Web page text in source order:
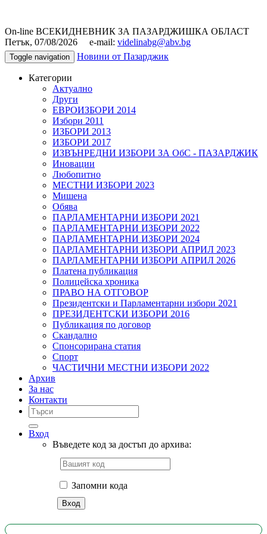
On-line ВСЕКИДНЕВНИК ЗА ПАЗАРДЖИШКА ОБЛАСТ
Петък, 07/08/2026 e-mail: videlinabg@abv.bg
Toggle navigation Новини от Пазарджик
Категории
Актуално
Други
ЕВРОИЗБОРИ 2014
Избори 2011
ИЗБОРИ 2013
ИЗБОРИ 2017
ИЗВЪНРЕДНИ ИЗБОРИ ЗА ОбС - ПАЗАРДЖИК
Иновации
Любопитно
МЕСТНИ ИЗБОРИ 2023
Мишена
Обява
ПАРЛАМЕНТАРНИ ИЗБОРИ 2021
ПАРЛАМЕНТАРНИ ИЗБОРИ 2022
ПАРЛАМЕНТАРНИ ИЗБОРИ 2024
ПАРЛАМЕНТАРНИ ИЗБОРИ АПРИЛ 2023
ПАРЛАМЕНТАРНИ ИЗБОРИ АПРИЛ 2026
Платена публикация
Полицейска хроника
ПРАВО НА ОТГОВОР
Президентски и Парламентарни избори 2021
ПРЕЗИДЕНТСКИ ИЗБОРИ 2016
Публикация по договор
Скандално
Спонсорирана статия
Спорт
ЧАСТИЧНИ МЕСТНИ ИЗБОРИ 2022
Архив
За нас
Контакти
Вход
Въведете код за достъп до архива:
Запомни кода
Вход